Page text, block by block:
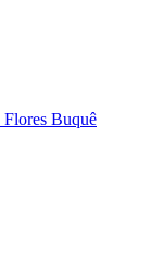
Flores Buquê